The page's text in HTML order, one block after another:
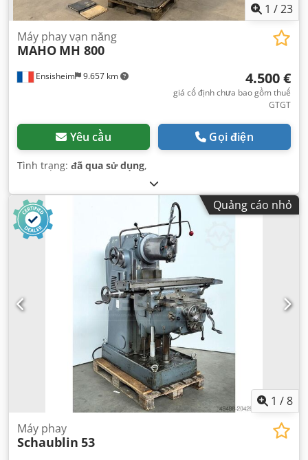
1 /23
Ensisheim 9.657 km
Máy phay vạn năng
MAHO MH 800
4.500 €
giá cố định chưa bao gồm thuế
GTGT
Yêu cầu Gọi điện
Tình trạng: đã qua sử dụng,
Quảng cáo nhỏ
1 /8
Máy phay
Schaublin 53